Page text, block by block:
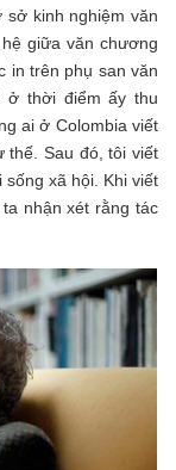
kinh nghiệm văn
giữa văn chương
in trên phụ san văn
ở thời điểm ấy thu
ai ở Colombia viết
thế. Sau đó, tôi viết
xã hội. Khi viết
nhận xét rằng tác